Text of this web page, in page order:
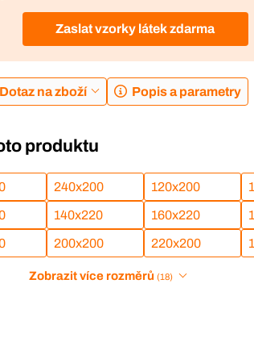
Zaslat vzorky látek zdarma
Dotaz na zboží Popis a parametry
produktu
240x200 120x200
140x220 160x220
200x200 220x200
Zobrazit více rozměrů (18)